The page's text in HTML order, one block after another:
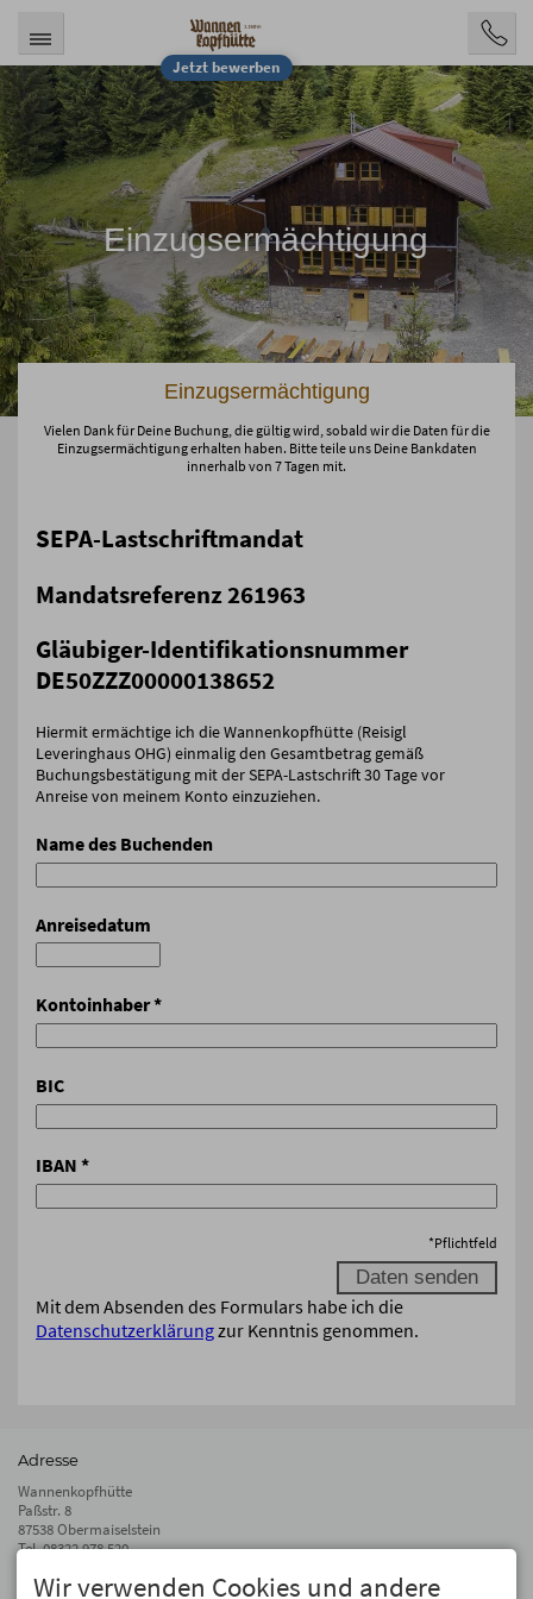
Jetzt bewerben
Einzugsermächtigung
Einzugsermächtigung
Vielen Dank für Deine Buchung, die gültig wird, sobald wir die Daten für die
Einzugsermächtigung erhalten haben. Bitte teile uns Deine Bankdaten
innerhalb von 7 Tagen mit.
SEPA-Lastschriftmandat
Mandatsreferenz 261963
Gläubiger-Identifikationsnummer
DE50ZZZ00000138652
Hiermit ermächtige ich die Wannenkopfhütte (Reisigl
Leveringhaus OHG) einmalig den Gesamtbetrag gemäß
Buchungsbestätigung mit der SEPA-Lastschrift 30 Tage vor
Anreise von meinem Konto einzuziehen.
Name des Buchenden
Anreisedatum
Kontoinhaber*
BIC
IBAN *
*Pflichtfeld
Mit dem Absenden des Formulars habe ich die
Datenschutzerklärungzur Kenntnis genommen.
Adresse
Wannenkopfhütte
Paßstr. 8
87538 Obermaiselstein
Tel.08322 978 520
Wir verwenden Cookies und andere